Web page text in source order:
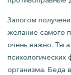
Залогом
желание самого
очень важно.
организма. Беда